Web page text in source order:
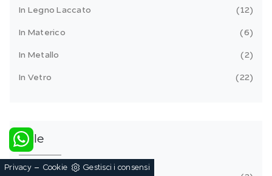
In Legno Laccato 12
In Materico 6
In Metallo 2
In Vetro 22
Stile
Privacy- Cookie Gestisci i consensi